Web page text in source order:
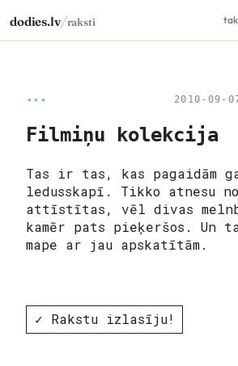
dodies.lv/raksti
◂◂◂ 2010-09-
Filmiņu kolekcija
Tas ir tas, kas pagaidām
ledusskapī. Tikko atnesu no
attīstītas, vēl divas
kamēr pats pieķeršos. Un
mape ar jau apskatītām.
✓ Rakstu izlasīju!